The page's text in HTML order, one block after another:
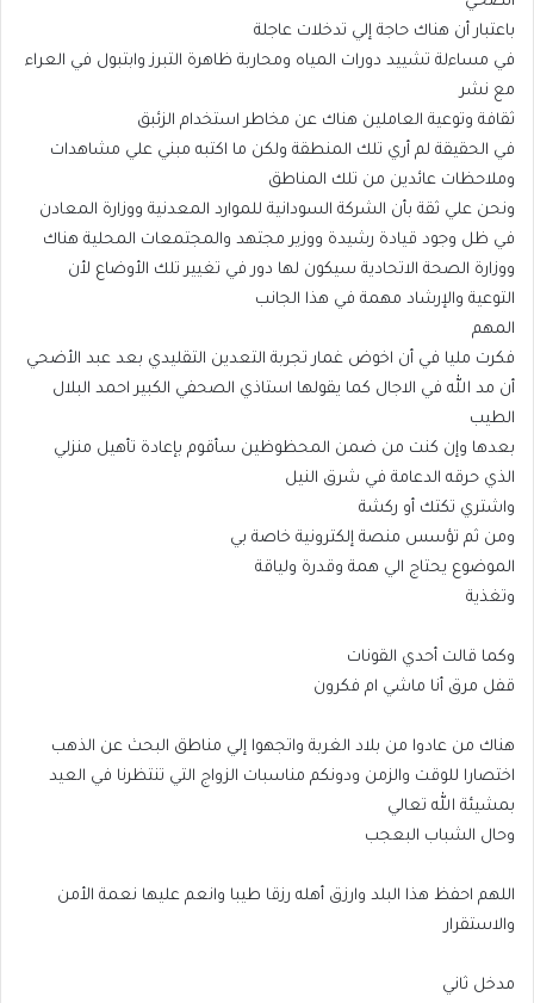
باعتبار أن هناك حاجة إلي تدخلات عاجلة
في مساءلة تشييد دورات المياه ومحاربة ظاهرة التبرز وابتبول في العراء
مع نشر
ثقافة وتوعية العاملين هناك عن مخاطر استخدام الزئبق
في الحقيقة لم أري تلك المنطقة ولكن ما اكتبه مبني علي مشاهدات
وملاحظات عائدين من تلك المناطق
ونحن علي ثقة بأن الشركة السودانية للموارد المعدنية ووزارة المعادن
في ظل وجود قيادة رشيدة ووزير مجتهد والمجتمعات المحلية هناك
ووزارة الصحة الاتحادية سيكون لها دور في تغيير تلك الأوضاع لأن
التوعية والإرشاد مهمة في هذا الجانب
المهم
فكرت مليا في أن اخوض غمار تجربة التعدين التقليدي بعد عبد الأضحي
أن مد الله في الاجال كما يقولها استاذي الصحفي الكبير احمد البلال
الطيب
بعدها وإن كنت من ضمن المحظوظين سأقوم بإعادة تأهيل منزلي
الذي حرقه الدعامة في شرق النيل
واشتري تكتك أو ركشة
ومن ثم تؤسس منصة إلكترونية خاصة بي
الموضوع يحتاج الي همة وقدرة ولياقة
وتغذية
وكما قالت أحدي القونات
قفل مرق أنا ماشي ام فكرون
هناك من عادوا من بلاد الغربة واتجهوا إلي مناطق البحث عن الذهب
اختصارا للوقت والزمن ودونكم مناسبات الزواج التي تنتظرنا في العيد
بمشيئة الله تعالي
وحال الشباب البعجب
اللهم احفظ هذا البلد وارزق أهله رزقا طيبا وانعم عليها نعمة الأمن
والاستقرار
مدخل ثاني